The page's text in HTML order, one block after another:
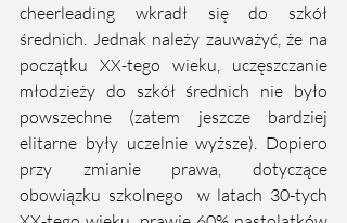
cheerleading wkradł się do szkół
średnich. Jednak należy zauważyć, że na
początku XX-tego wieku, uczęszczanie
młodzieży do szkół średnich nie było
powszechne (zatem jeszcze bardziej
elitarne były uczelnie wyższe). Dopiero
przy zmianie prawa, dotyczące
obowiązku szkolnego  w latach 30-tych